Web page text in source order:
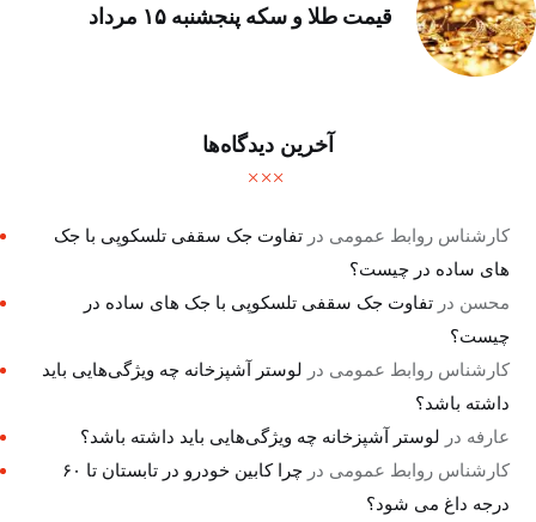
قیمت طلا و سکه پنجشنبه ۱۵ مرداد
آخرین دیدگاه‌ها
کارشناس روابط عمومی درتفاوت جک سقفی تلسکوپی با جک
های ساده در چیست؟
محسن درتفاوت جک سقفی تلسکوپی با جک های ساده در
چیست؟
کارشناس روابط عمومی در لوستر آشپزخانه چه ویژگی‌هایی باید
داشته باشد؟
عارفه در لوستر آشپزخانه چه ویژگی‌هایی باید داشته باشد؟
کارشناس روابط عمومی در
چرا کابین خودرو در تابستان تا ۶۰
درجه داغ می شود؟